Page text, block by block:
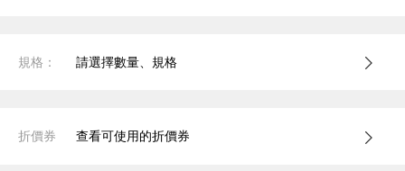
規格： 請選擇數量、規格
折價券 查看可使用的折價券